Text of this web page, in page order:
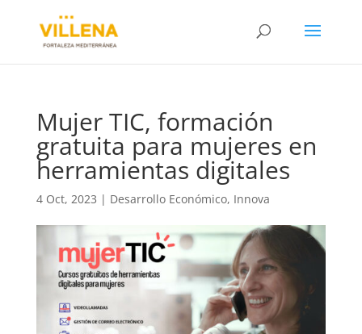
Mujer TIC, formación
gratuita para mujeres en
herramientas digitales
4 Oct, 2023 | Desarrollo Económico, Innova